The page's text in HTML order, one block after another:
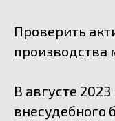
Проверить
производства
В августе
внесудебного